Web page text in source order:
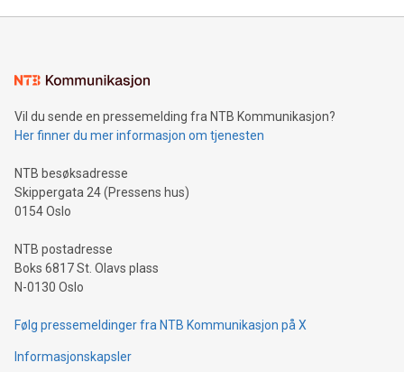
Vil du sende en pressemelding fra NTB Kommunikasjon?
Her finner du mer informasjon om tjenesten
NTB besøksadresse
Skippergata 24 (Pressens hus)
0154 Oslo
NTB postadresse
Boks 6817 St. Olavs plass
N-0130 Oslo
Følg pressemeldinger fra NTB Kommunikasjon på X
Informasjonskapsler